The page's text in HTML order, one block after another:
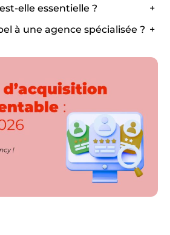
elle essentielle ?
+
à une agence spécialisée ? +